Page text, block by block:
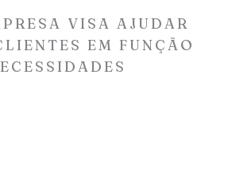
VISA AJUDAR
EM FUNÇÃO